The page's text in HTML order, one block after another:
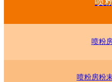
喷粉
喷粉房粉